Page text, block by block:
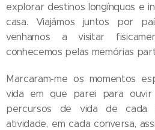
explorar destinos longínquos e
casa. Viajámos juntos por
venhamos a visitar
conhecemos pelas memórias
Marcaram-me os momentos
vida em que parei para
percursos de vida de cada
atividade, em cada conversa,